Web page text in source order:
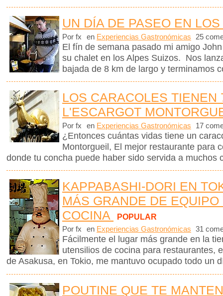
UN DÍA DE PASEO EN
Por fx en Experiencias Gastronómicas 25
El fín de semana pasado mi amigo
su chalet en los Alpes Suizos. Nos
bajada de 8 km de largo y terminamos
LOS CARACOLES TIENEN
L'ESCARGOT
Por fx en Experiencias Gastronómicas 17
¿Entonces cuántas vidas tiene un
Montorgueil, El mejor restaurante para
donde tu concha puede haber sido servida a muchos
KAPPABASHI-DORI EN
MÁS GRANDE DE
COCINA
POPULAR
Por fx en Experiencias Gastronómicas 31
Fácilmente el lugar más grande en la
utensilios de cocina para restaurantes,
de Asakusa, en Tokio, me mantuvo ocupado todo un
POUTINE QUE TE